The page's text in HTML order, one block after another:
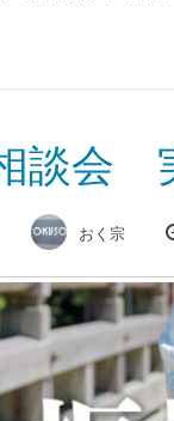
談会
おく宗